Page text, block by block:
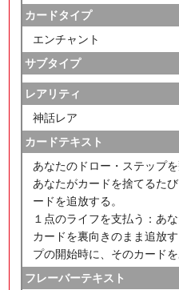
カードタイプ
エンチャント
サブタイプ
レアリティ
神話レア
カードテキスト
あなたのドロー・ステップを
あなたがカードを捨てるた
ードを追放する。
１点のライフを支払う：あ
カードを裏向きのまま追放
プの開始時に、そのカード
フレーバーテキスト